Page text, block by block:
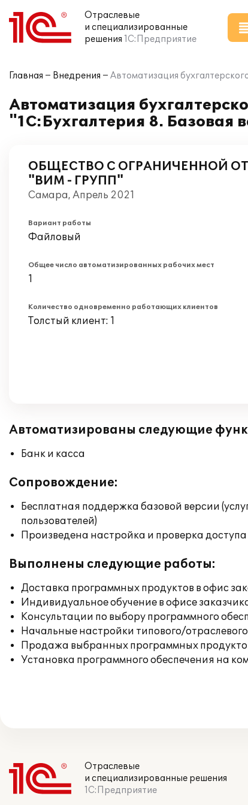
Отраслевые
и специализированные
решения 1С:Предприятие
Главная Внедрения Автоматизация
Автоматизация
"1С:Бухгалтерия 8.
ОБЩЕСТВО С ОГРАНИЧЕННОЙ
"ВИМ - ГРУПП"
Самара, Апрель 2021
Вариант работы
Файловый
Общее число автоматизированных рабочих мест
1
Количество одновременно работающих клиентов
Толстый клиент: 1
Автоматизированы следующие
Банк и касса
Сопровождение:
Бесплатная поддержка базовой версии
пользователей)
Произведена настройка и проверка доступа
Выполнены следующие работы:
Доставка программных продуктов в офис
Индивидуальное обучение в офисе
Консультации по выбору программного
Начальные настройки типового/
Продажа выбранных программных
Установка программного обеспечения на
Отраслевые
и специализированные решения
1С:Предприятие